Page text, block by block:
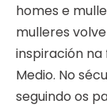
homes e
mulleres
inspiración
Medio. No
seguindo os